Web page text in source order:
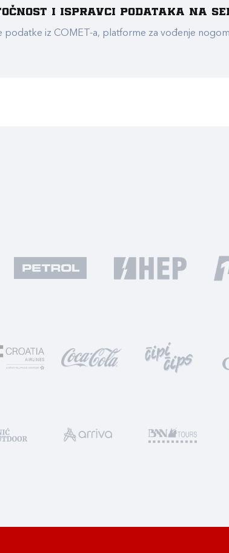
i ispravci podataka na
podatke iz COMET-a, platforme za vođenje